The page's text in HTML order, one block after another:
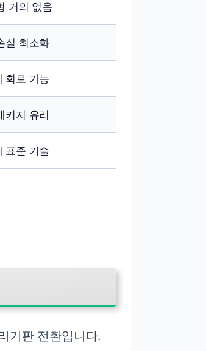
거의 없음
실 최소화
회로 가능
키지 유리
표준 기술
기판 전환입니다.